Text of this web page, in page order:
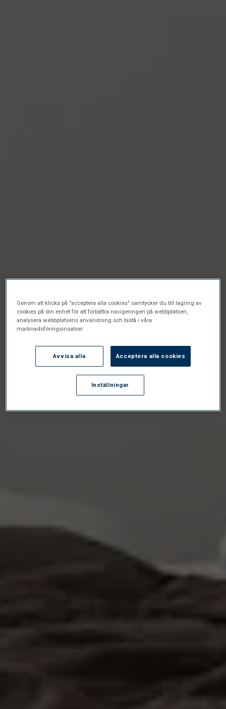
Genom att klicka på "acceptera alla cookies" samtycker du till lagring av
cookies på din enhet för att förbättra navigeringen på webbplatsen,
analysera webbplatsens användning och bistå i våra
marknadsföringsinsatser.
Avvisa alla Acceptera alla cookies
Inställningar